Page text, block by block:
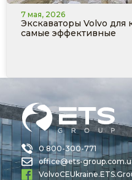
7 мая, 2026
Экскаваторы Volvo для
самые эффективные
0 800-300-771
office@ets-